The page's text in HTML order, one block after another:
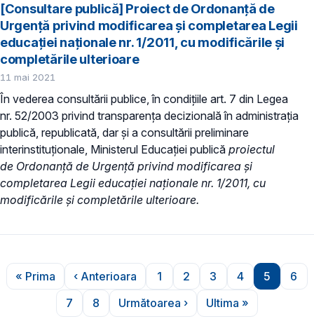
[Consultare publică] Proiect de Ordonanță de
Urgență privind modificarea și completarea Legii
educației naționale nr. 1/2011, cu modificările și
completările ulterioare
11 mai 2021
În vederea consultării publice, în condiţiile art. 7 din Legea
nr. 52/2003 privind transparenţa decizională în administraţia
publică, republicată, dar și a consultării preliminare
interinstituționale, Ministerul Educaţiei publică proiectul
de Ordonanță de Urgență privind modificarea și
completarea Legii educației naționale nr. 1/2011, cu
modificările și completările ulterioare.
Paginare
Prima pagină
« Prima
Pagina anterioară
‹ Anterioara
Pagina
1
Pagina
2
Pagina
3
Pagina
4
Pagina
5 6
Pagina
7
Pagina
8
Pagina următoare
Următoarea ›
Ultima pagină
Ultima »